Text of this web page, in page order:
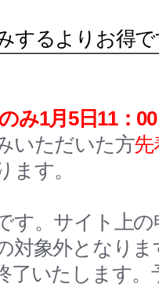
するよりお得
のみ1月5日11：
いただいた方先
ます。
す。サイト上
対象外となりま
了いたします